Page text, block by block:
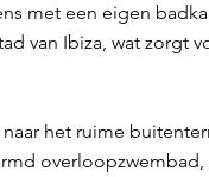
met een eigen
van Ibiza, wat zorgt
het ruime